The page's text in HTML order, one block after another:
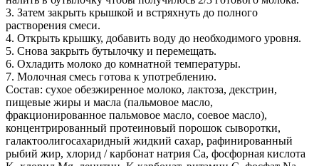
3. Затем закрыть крышкой и встряхнуть до полного
растворения смеси.
4. Открыть крышку, добавить воду до необходимого уровня.
5. Снова закрыть бутылочку и перемещать.
6. Охладить молоко до комнатной температуры.
7. Молочная смесь готова к употреблению.
Состав: сухое обезжиренное молоко, лактоза, декстрин,
пищевые жиры и масла (пальмовое масло,
фракционированное пальмовое масло, соевое масло),
концентрированный протеиновый порошок сыворотки,
галактоолигосахаридный жидкий сахар, рафинированный
рыбий жир, хлорид / карбонат натрия Ca, фосфорная кислота